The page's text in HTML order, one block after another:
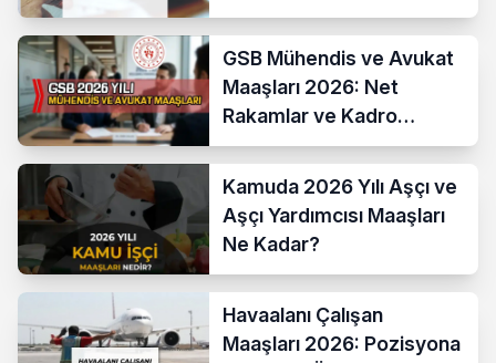
Yüzde 13,52 Oldu
GSB Mühendis ve Avukat
Maaşları 2026: Net
Rakamlar ve Kadro
Karşılaştırması
Kamuda 2026 Yılı Aşçı ve
Aşçı Yardımcısı Maaşları
Ne Kadar?
Havaalanı Çalışan
Maaşları 2026: Pozisyona